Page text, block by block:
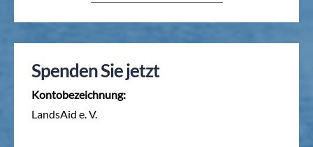
Spenden Sie jetzt
Kontobezeichnung:
LandsAid e. V.